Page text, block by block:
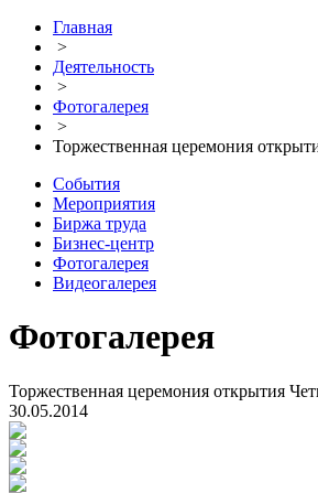
Главная
>
Деятельность
>
Фотогалерея
>
Торжественная церемония
События
Мероприятия
Биржа труда
Бизнес-центр
Фотогалерея
Видеогалерея
Фотогалерея
Торжественная церемония открытия
30.05.2014